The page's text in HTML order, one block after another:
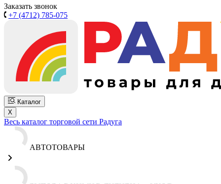
Заказать звонок
+7 (4712) 785-075
Каталог
X
Весь каталог торговой сети Радуга
АВТОТОВАРЫ